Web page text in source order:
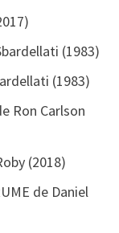
(1983)
(1983)
Ron Carlson
(2018)
de Daniel